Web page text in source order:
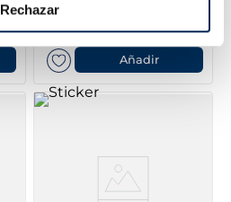
Rechazar
Añadir